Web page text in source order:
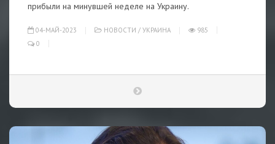
прибыли на минувшей неделе на Украину.
04-МАЙ-2023 НОВОСТИ / УКРАИНА
985
0